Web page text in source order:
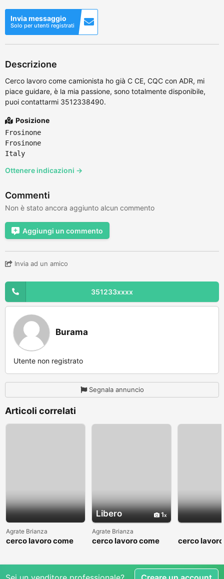
Invia messaggio
Solo per utenti registrati
Descrizione
Cerco lavoro come camionista ho già C CE, CQC con ADR, mi
piace guidare, è la mia passione, sono totalmente disponibile,
puoi contattarmi 3512338490.
Posizione
Frosinone
Frosinone
Italy
Ottenere indicazioni →
Commenti
Non è stato ancora aggiunto alcun commento
Aggiungi un commento
Invia ad un amico
351233xxxx
Burama
Utente non registrato
Segnala annuncio
Articoli correlati
Agrate Brianza
cerco lavoro come
Libero 1
Agrate Brianza
cerco lavoro come
cerco